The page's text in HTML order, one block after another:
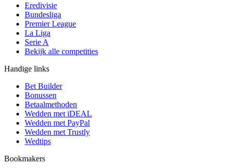
Eredivisie
Bundesliga
Premier League
La Liga
Serie A
Bekijk alle competities
Handige links
Bet Builder
Bonussen
Betaalmethoden
Wedden met iDEAL
Wedden met PayPal
Wedden met Trustly
Wedtips
Bookmakers